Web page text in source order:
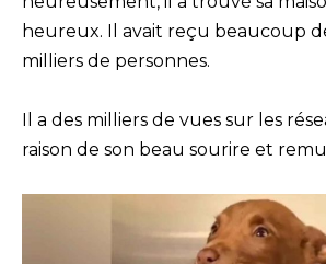
heureux. Il avait reçu beaucoup
milliers de personnes.
Il a des milliers de vues sur les
raison de son beau sourire et